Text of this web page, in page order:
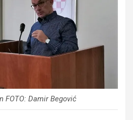
FOTO: Damir Begović